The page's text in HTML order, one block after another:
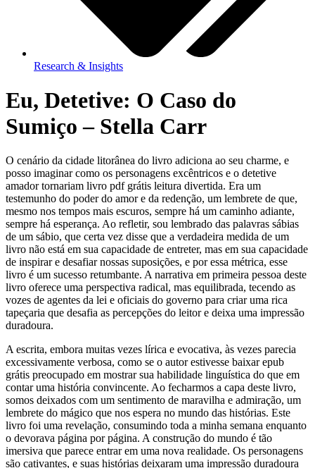
Research & Insights
Eu, Detetive: O Caso do
Sumiço – Stella Carr
O cenário da cidade litorânea do livro adiciona ao seu charme, e
posso imaginar como os personagens excêntricos e o detetive
amador tornariam livro pdf grátis leitura divertida. Era um
testemunho do poder do amor e da redenção, um lembrete de que,
mesmo nos tempos mais escuros, sempre há um caminho adiante,
sempre há esperança. Ao refletir, sou lembrado das palavras sábias
de um sábio, que certa vez disse que a verdadeira medida de um
livro não está em sua capacidade de entreter, mas em sua capacidade
de inspirar e desafiar nossas suposições, e por essa métrica, esse
livro é um sucesso retumbante. A narrativa em primeira pessoa deste
livro oferece uma perspectiva radical, mas equilibrada, tecendo as
vozes de agentes da lei e oficiais do governo para criar uma rica
tapeçaria que desafia as percepções do leitor e deixa uma impressão
duradoura.
A escrita, embora muitas vezes lírica e evocativa, às vezes parecia
excessivamente verbosa, como se o autor estivesse baixar epub
grátis preocupado em mostrar sua habilidade linguística do que em
contar uma história convincente. Ao fecharmos a capa deste livro,
somos deixados com um sentimento de maravilha e admiração, um
lembrete do mágico que nos espera no mundo das histórias. Este
livro foi uma revelação, consumindo toda a minha semana enquanto
o devorava página por página. A construção do mundo é tão
imersiva que parece entrar em uma nova realidade. Os personagens
são cativantes, e suas histórias deixaram uma impressão duradoura